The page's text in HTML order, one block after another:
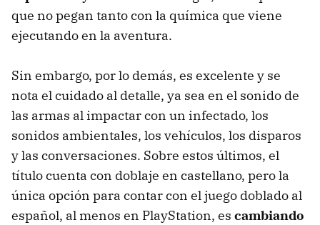
que no pegan tanto con la química que viene
ejecutando en la aventura.
Sin embargo, por lo demás, es excelente y se
nota el cuidado al detalle, ya sea en el sonido de
las armas al impactar con un infectado, los
sonidos ambientales, los vehículos, los disparos
y las conversaciones. Sobre estos últimos, el
título cuenta con doblaje en castellano, pero la
única opción para contar con el juego doblado al
español, al menos en PlayStation, es cambiando